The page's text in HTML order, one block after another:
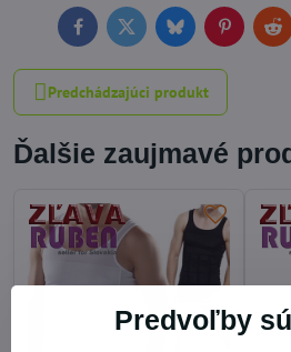
FacebookTwitterBlueskyPinterest
Predchádzajúci produkt
Ďalšie zaujmavé
Predvoľby